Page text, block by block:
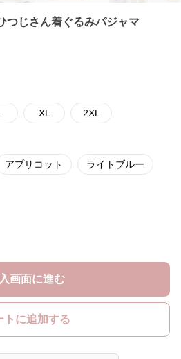
つじさん着ぐるみパジャマ
XL 2XL
アプリコット ライトブルー
画面に進む
トに追加する